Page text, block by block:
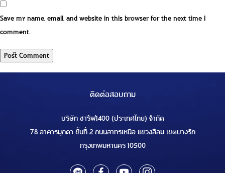
Save my name, email, and website in this browser for the next time I
comment.
ติดต่อสอบถาม
บริษัท ชารีฟ1400 (ประเทศไทย) จำกัด
78 อาคารมุกดา ชั้นที่ 2 ถนนสาทรเหนือ แขวงสีลม เขตบางรัก
กรุงเทพมหานคร 10500